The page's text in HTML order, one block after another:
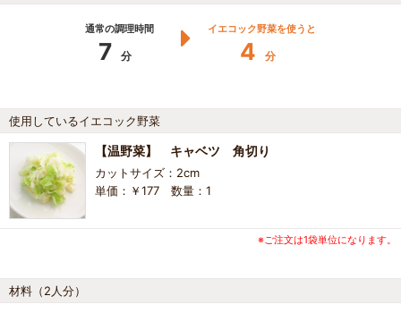
通常の調理時間
7 分
イエコック野菜を使うと
4 分
使用しているイエコック野菜
【温野菜】 キャベツ 角切り
カットサイズ：2cm
単価：￥177 数量：1
※ご注文は1袋単位になります。
材料（2人分）